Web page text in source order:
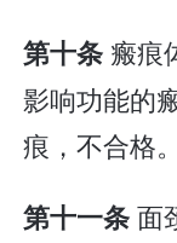
第十条 瘢痕
影响功能的
痕，不合格。
第十一条面